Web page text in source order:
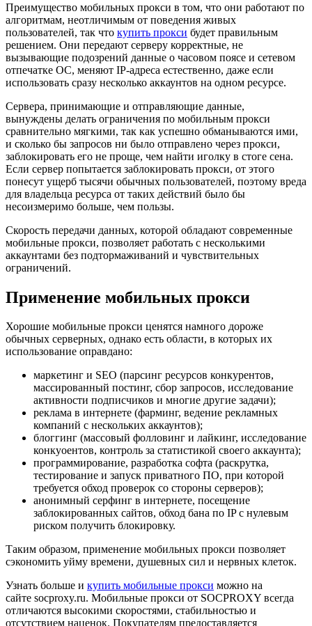
Преимущество мобильных прокси в том, что они работают по
алгоритмам, неотличимым от поведения живых
пользователей, так что купить прокси будет правильным
решением. Они передают серверу корректные, не
вызывающие подозрений данные о часовом поясе и сетевом
отпечатке ОС, меняют IP-адреса естественно, даже если
использовать сразу несколько аккаунтов на одном ресурсе.
Сервера, принимающие и отправляющие данные,
вынуждены делать ограничения по мобильным прокси
сравнительно мягкими, так как успешно обманываются ими,
и сколько бы запросов ни было отправлено через прокси,
заблокировать его не проще, чем найти иголку в стоге сена.
Если сервер попытается заблокировать прокси, от этого
понесут ущерб тысячи обычных пользователей, поэтому вреда
для владельца ресурса от таких действий было бы
несоизмеримо больше, чем пользы.
Скорость передачи данных, которой обладают современные
мобильные прокси, позволяет работать с несколькими
аккаунтами без подтормаживаний и чувствительных
ограничений.
Применение мобильных прокси
Хорошие мобильные прокси ценятся намного дороже
обычных серверных, однако есть области, в которых их
использование оправдано:
маркетинг и SEO (парсинг ресурсов конкурентов,
массированный постинг, сбор запросов, исследование
активности подписчиков и многие другие задачи);
реклама в интернете (фарминг, ведение рекламных
компаний с нескольких аккаунтов);
блоггинг (массовый фолловинг и лайкинг, исследование
конкуоентов, контроль за статистикой своего аккаунта);
программирование, разработка софта (раскрутка,
тестирование и запуск приватного ПО, при которой
требуется обход проверок со стороны серверов);
анонимный серфинг в интернете, посещение
заблокированных сайтов, обход бана по IP с нулевым
риском получить блокировку.
Таким образом, применение мобильных прокси позволяет
сэкономить уйму времени, душевных сил и нервных клеток.
Узнать больше и купить мобильные прокси можно на
сайте socproxy.ru. Мобильные прокси от SOCPROXY всегда
отличаются высокими скоростями, стабильностью и
отсутствием наценок. Покупателям предоставляется